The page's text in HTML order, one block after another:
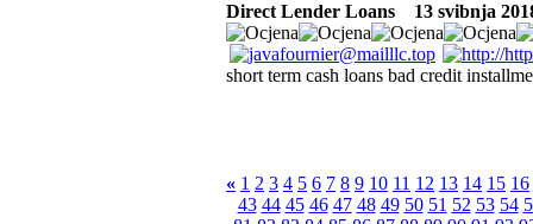
Direct Lender Loans
13 svibnja
short term cash loans bad credit
« 1 2 3 4 5 6 7 8 9 10 11 12 13 14 15 16
43 44 45 46 47 48 49 50 51 52 53 54